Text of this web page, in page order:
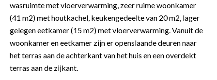
wasruimte met vloerverwarming, zeer ruime woonkamer
(41 m2) met houtkachel, keukengedeelte van 20 m2, lager
gelegen eetkamer (15 m2) met vloerverwarming. Vanuit de
woonkamer en eetkamer zijn er openslaande deuren naar
het terras aan de achterkant van het huis en een overdekt
terras aan de zijkant.